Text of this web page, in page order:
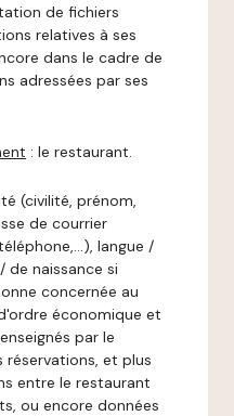
de fichiers
relatives à ses
dans le cadre de
adressées par ses
: le restaurant.
(civilité, prénom,
de courrier
langue /
de naissance si
concernée au
économique et
par le
et plus
entre le restaurant
ou encore données